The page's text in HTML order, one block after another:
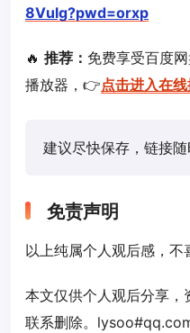
8Vulg?pwd=orxp
🔥 推荐： 免费享受百度
播放器，👉点击进入在
建议尽快保存，链接随
免责声明
以上纯属个人观后感，不
本文仅供个人观后分享
联系删除。